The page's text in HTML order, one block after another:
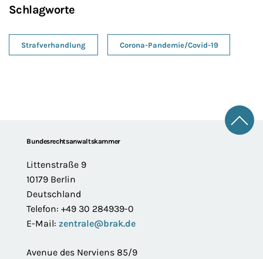
Schlagworte
Strafverhandlung Corona-Pandemie/Covid-19
FooterBundesrechtsanwaltskammer
Littenstraße 9
10179 Berlin
Deutschland
Telefon: +49 30 284939-0
E-Mail: zentrale@brak.de
Avenue des Nerviens 85/9